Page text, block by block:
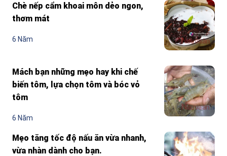
Chè nếp cẩm khoai môn dẻo ngon,
thơm mát
6 Năm
Mách bạn những mẹo hay khi chế
biến tôm, lựa chọn tôm và bóc vỏ
tôm
6 Năm
Mẹo tăng tốc độ nấu ăn vừa nhanh,
vừa nhàn dành cho bạn.